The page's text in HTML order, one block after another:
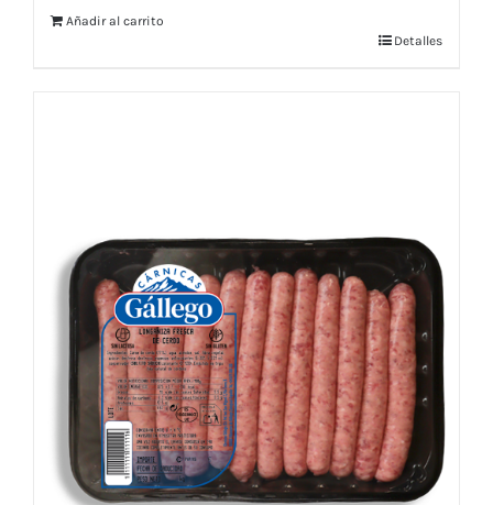
Añadir al carrito
Detalles